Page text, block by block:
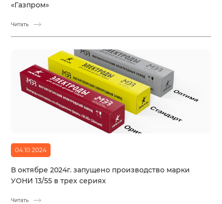
«Газпром»
Читать
04.10.2024
В октябре 2024г. запущено производство марки
УОНИ 13/55 в трех сериях
Читать